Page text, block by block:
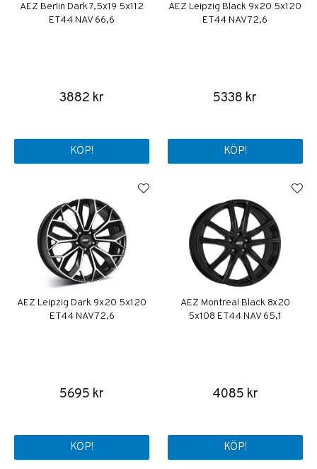
AEZ Berlin Dark 7,5x19 5x112
ET44 NAV 66,6
3882 kr
KÖP!
AEZ Leipzig Black 9x20 5x120
ET44 NAV 72,6
5338 kr
KÖP!
AEZ Leipzig Dark 9x20 5x120
ET44 NAV 72,6
5695 kr
KÖP!
AEZ Montreal Black 8x20
5x108 ET44 NAV 65,1
4085 kr
KÖP!